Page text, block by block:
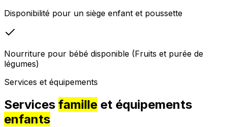
Disponibilité pour un siège enfant et poussette
Nourriture pour bébé disponible (Fruits et purée de
légumes)
Services et équipements
Services famille et équipements
enfants